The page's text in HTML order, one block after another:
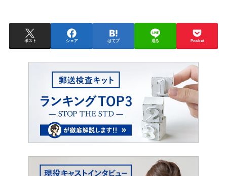
ポスト シェア はてブ 送る Pocket